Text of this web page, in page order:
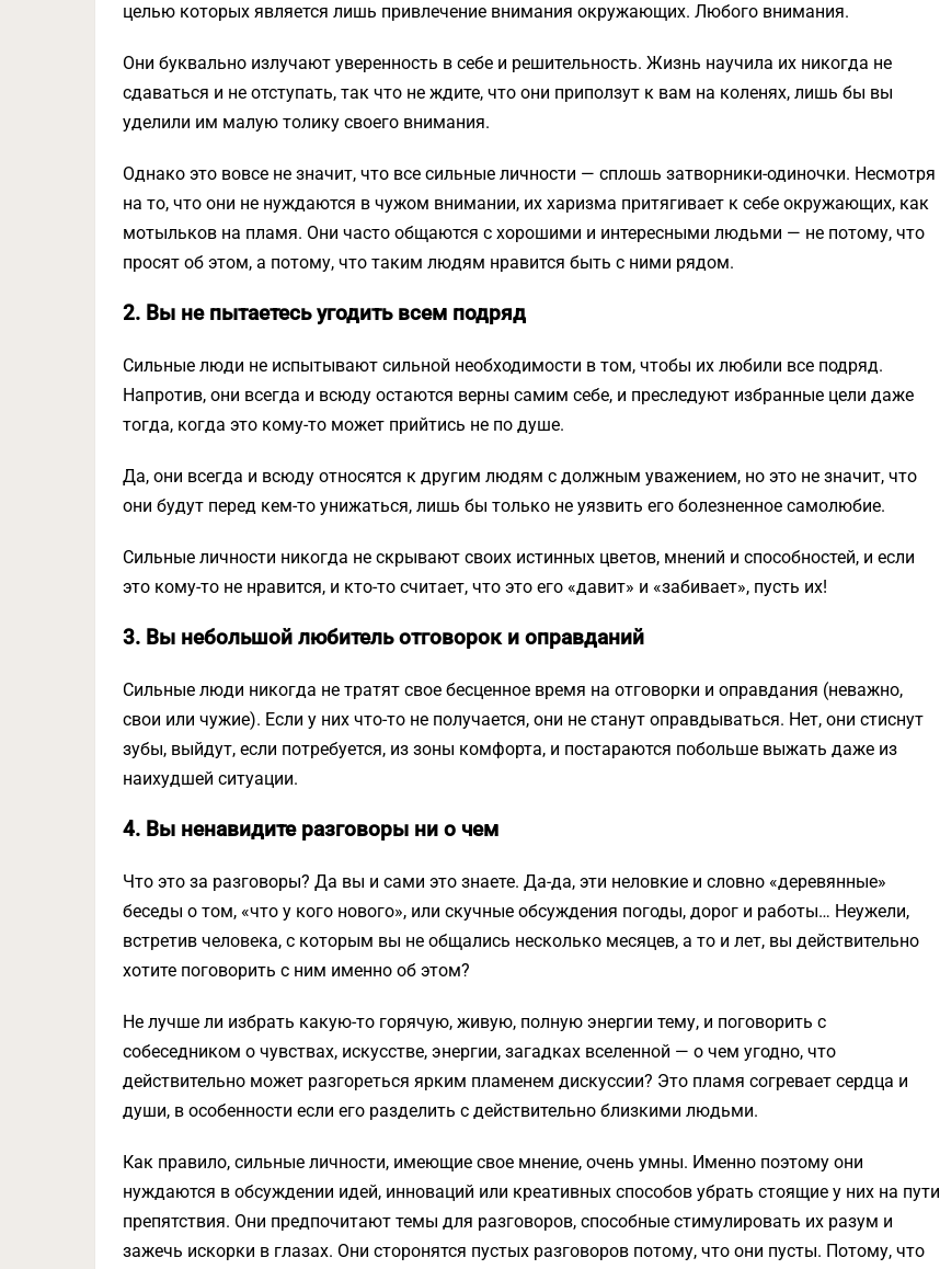
целью которых является лишь привлечение внимания окружающих. Любого внимания.
Они буквально излучают уверенность в себе и решительность. Жизнь научила их никогда не
сдаваться и не отступать, так что не ждите, что они приползут к вам на коленях, лишь бы вы
уделили им малую толику своего внимания.
Однако это вовсе не значит, что все сильные личности — сплошь затворники-одиночки. Несмотря
на то, что они не нуждаются в чужом внимании, их харизма притягивает к себе окружающих, как
мотыльков на пламя. Они часто общаются с хорошими и интересными людьми — не потому, что
просят об этом, а потому, что таким людям нравится быть с ними рядом.
2. Вы не пытаетесь угодить всем подряд
Сильные люди не испытывают сильной необходимости в том, чтобы их любили все подряд.
Напротив, они всегда и всюду остаются верны самим себе, и преследуют избранные цели даже
тогда, когда это кому-то может прийтись не по душе.
Да, они всегда и всюду относятся к другим людям с должным уважением, но это не значит, что
они будут перед кем-то унижаться, лишь бы только не уязвить его болезненное самолюбие.
Сильные личности никогда не скрывают своих истинных цветов, мнений и способностей, и если
это кому-то не нравится, и кто-то считает, что это его «давит» и «забивает», пусть их!
3. Вы небольшой любитель отговорок и оправданий
Сильные люди никогда не тратят свое бесценное время на отговорки и оправдания (неважно,
свои или чужие). Если у них что-то не получается, они не станут оправдываться. Нет, они стиснут
зубы, выйдут, если потребуется, из зоны комфорта, и постараются побольше выжать даже из
наихудшей ситуации.
4. Вы ненавидите разговоры ни о чем
Что это за разговоры? Да вы и сами это знаете. Да-да, эти неловкие и словно «деревянные»
беседы о том, «что у кого нового», или скучные обсуждения погоды, дорог и работы… Неужели,
встретив человека, с которым вы не общались несколько месяцев, а то и лет, вы действительно
хотите поговорить с ним именно об этом?
Не лучше ли избрать какую-то горячую, живую, полную энергии тему, и поговорить с
собеседником о чувствах, искусстве, энергии, загадках вселенной — о чем угодно, что
действительно может разгореться ярким пламенем дискуссии? Это пламя согревает сердца и
души, в особенности если его разделить с действительно близкими людьми.
Как правило, сильные личности, имеющие свое мнение, очень умны. Именно поэтому они
нуждаются в обсуждении идей, инноваций или креативных способов убрать стоящие у них на пути
препятствия. Они предпочитают темы для разговоров, способные стимулировать их разум и
зажечь искорки в глазах. Они сторонятся пустых разговоров потому, что они пусты. Потому, что